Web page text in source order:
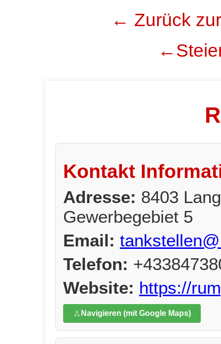
← Zurück
Kontakt
Adresse: 8403
Gewerbegebiet 5
Email:
Telefon:
Website: https://
Navigieren (mit Google Maps)